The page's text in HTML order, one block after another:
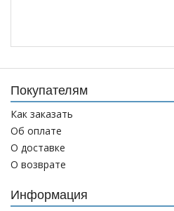
Покупателям
Как заказать
Об оплате
О доставке
О возврате
Информация